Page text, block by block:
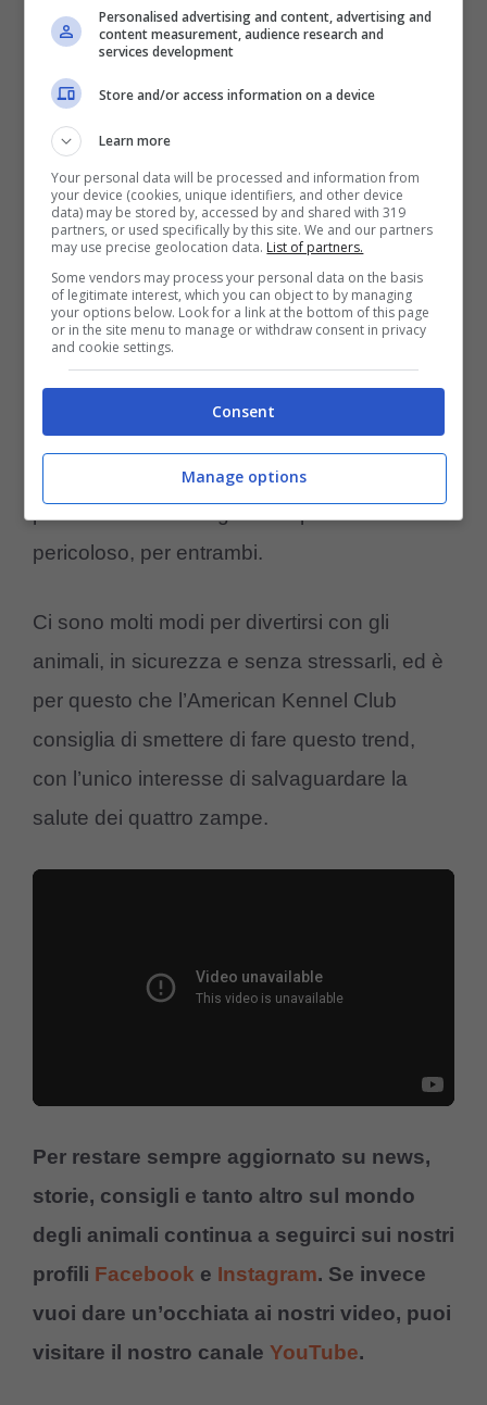
Il gesto compiuto, sicuramente con le migliori
intensioni e solamente per giocare, dai
cuccioli però può essere interpretato come
un’invasione del proprio spazio, non
facendoli sentire a proprio agio, e l’irruenza
con il quale viene fatto, può provocare una
reazione istintiva di difesada parte
dell’animale, che potrebbe anche mordere.
Sia amici umani che a quattro zampe, non
stanno facendo nulla con l’intenzione di far
del male a chi hanno di fronte, ma il non
pericoloso, per entrambi.
Ci sono molti modi per divertirsi con gli
animali, in sicurezza e senza stressarli, ed è
per questo che l’American Kennel Club
consiglia di smettere di fare questo trend,
con l’unico interesse di salvaguardare la
salute dei quattro zampe.
Per restare sempre aggiornato su news,
storie, consigli e tanto altro sul mondo
degli animali continua a seguirci sui nostri
profili Facebook e Instagram. Se invece
vuoi dare un’occhiata ai nostri video, puoi
visitare il nostro canale YouTube.
Personalised advertising and content, advertising and
content measurement, audience research and
services development
Store and/or access information on a device
Learn more
Your personal data will be processed and information from
your device (cookies, unique identifiers, and other device
data) may be stored by, accessed by and shared with 319
partners, or used specifically by this site. We and our partners
may use precise geolocation data. List of partners.
Some vendors may process your personal data on the basis
of legitimate interest, which you can object to by managing
your options below. Look for a link at the bottom of this page
or in the site menu to manage or withdraw consent in privacy
and cookie settings.
Consent
Manage options